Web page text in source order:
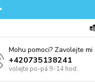
Mohu pomoci? Zavolejte mi
‭+420735138241
volejte po-pá 9-14 hod.